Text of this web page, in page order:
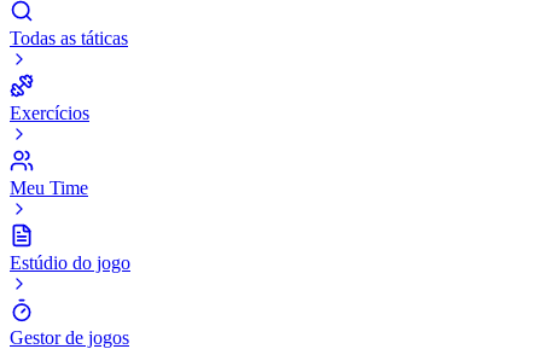
Todas as táticas
Exercícios
Meu Time
Estúdio do jogo
Gestor de jogos